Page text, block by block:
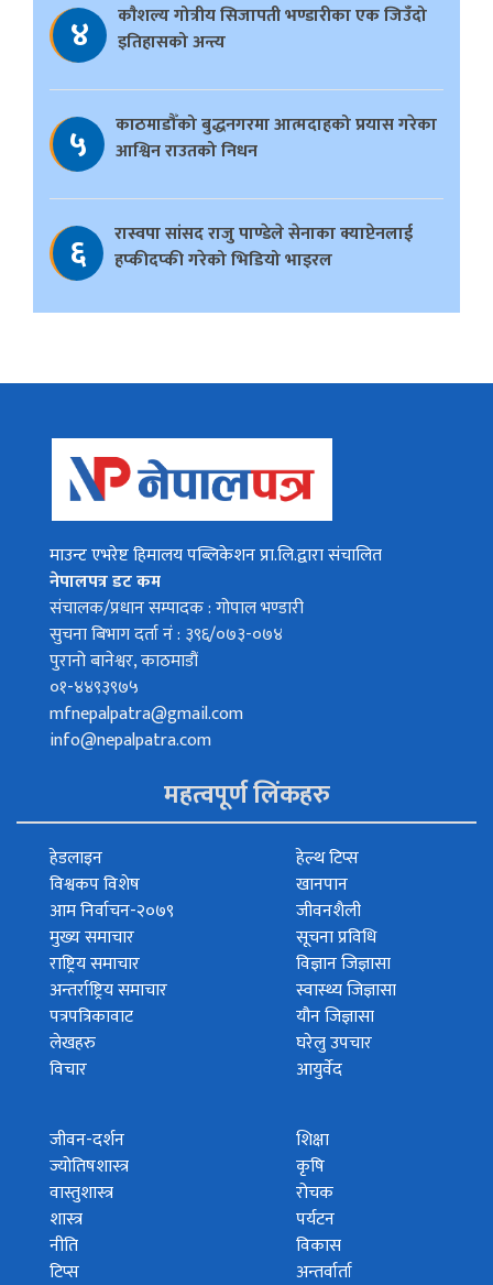
४
काैशल्य गोत्रीय सिजापती भण्डारीका एक जिउँदो
इतिहासको अन्त्य
५
काठमाडौँको बुद्धनगरमा आत्मदाहको प्रयास गरेका
आश्विन राउतको निधन
६
रास्वपा सांसद राजु पाण्डेले सेनाका क्याप्टेनलाई
हप्कीदप्की गरेको भिडियो भाइरल
माउन्ट एभरेष्ट हिमालय पब्लिकेशन प्रा.लि.द्वारा संचालित
नेपालपत्र डट कम
संचालक/प्रधान सम्पादक : गोपाल भण्डारी
सुचना बिभाग दर्ता नं : ३९६/०७३-०७४
पुरानो बानेश्वर, काठमाडौं
०१-४४९३९७५
mfnepalpatra@gmail.com
info@nepalpatra.com
महत्वपूर्ण लिंकहरु
हेडलाइन
विश्वकप विशेष
आम निर्वाचन-२०७९
मुख्य समाचार
राष्ट्रिय समाचार
अन्तर्राष्ट्रिय समाचार
पत्रपत्रिकावाट
लेखहरु
विचार
हेल्थ टिप्स
खानपान
जीवनशैली
सूचना प्रविधि
विज्ञान जिज्ञासा
स्वास्थ्य जिज्ञासा
यौन जिज्ञासा
घरेलु उपचार
आयुर्वेद
जीवन-दर्शन
ज्योतिषशास्त्र
वास्तुशास्त्र
शास्त्र
नीति
टिप्स
शिक्षा
कृषि
रोचक
पर्यटन
विकास
अन्तर्वार्ता